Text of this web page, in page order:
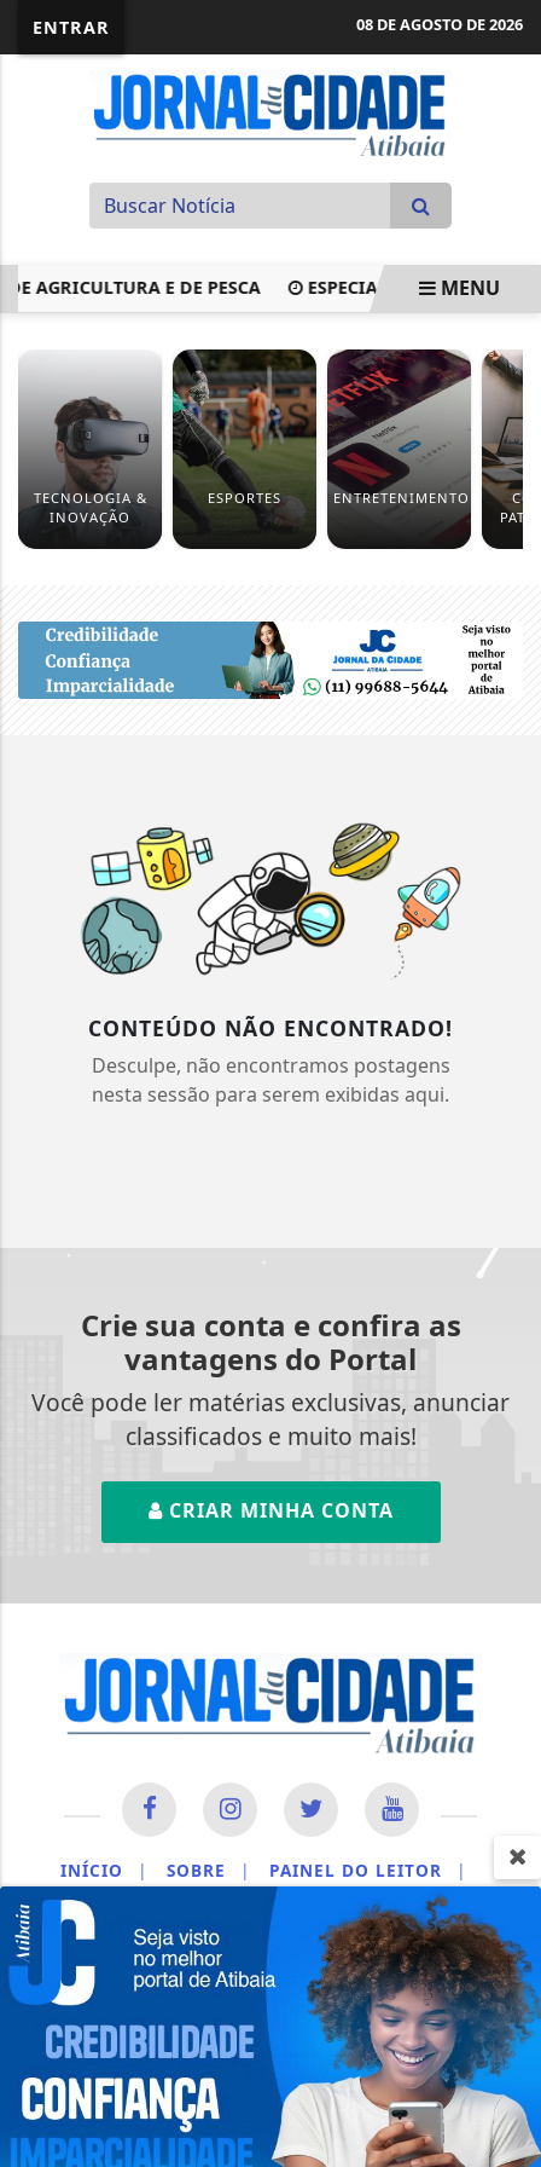
ENTRAR 08 DE AGOSTO DE 2026
AGRICULTURA E DE PESCA ESPECIALISTA DEFENDE
MENU
TECNOLOGIA &
INOVAÇÃO
ESPORTES ENTRETENIMENTO
CONTEÚDO NÃO ENCONTRADO!
Desculpe, não encontramos postagens
nesta sessão para serem exibidas aqui.
Crie sua conta e confira as
vantagens do Portal
Você pode ler matérias exclusivas, anunciar
classificados e muito mais!
CRIAR MINHA CONTA
INÍCIO | SOBRE | PAINEL DO LEITOR |
EXPEDIENTE | TERMOS DE USO E PRIVACIDADE |
CONTATO